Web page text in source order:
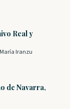
Real y
María Iranzu
de Navarra,